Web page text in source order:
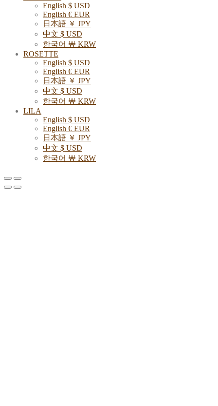
English $ USD
English € EUR
日本語 ￥ JPY
中文 $ USD
한국어 ￦ KRW
ROSETTE
English $ USD
English € EUR
日本語 ￥ JPY
中文 $ USD
한국어 ￦ KRW
LILA
English $ USD
English € EUR
日本語 ￥ JPY
中文 $ USD
한국어 ￦ KRW